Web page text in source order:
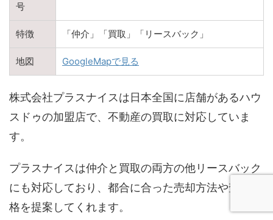
号
特徴 「仲介」「買取」「リースバック」
地図 GoogleMapで見る
株式会社プラスナイスは日本全国に店舗があるハウ
スドゥの加盟店で、不動産の買取に対応していま
す。
プラスナイスは仲介と買取の両方の他リースバック
にも対応しており、都合に合った売却方法や査定価
格を提案してくれます。